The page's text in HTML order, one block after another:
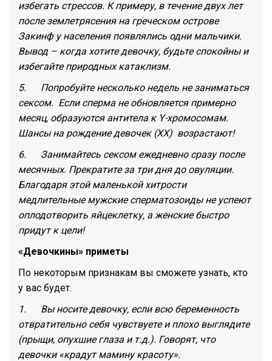
избегать стрессов. К примеру, в течение двух лет
после землетрясения на греческом острове
Закинф у населения появлялись одни мальчики.
Вывод – когда хотите девочку, будьте спокойны и
избегайте природных катаклизм.
5. Попробуйте несколько недель не заниматься
сексом. Если сперма не обновляется примерно
месяц, образуются антитела к Y-хромосомам.
Шансы на рождение девочек (ХХ) возрастают!
6. Занимайтесь сексом ежедневно сразу после
месячных. Прекратите за три дня до овуляции.
Благодаря этой маленькой хитрости
медлительные мужские сперматозоиды не успеют
оплодотворить яйцеклетку, а женские быстро
придут к цели!
«Девочкины» приметы
По некоторым признакам вы сможете узнать, кто
у вас будет.
1. Вы носите девочку, если всю беременность
отвратительно себя чувствуете и плохо выглядите
(прыщи, опухшие глаза и т.д.). Говорят, что
девочки «крадут мамину красоту».